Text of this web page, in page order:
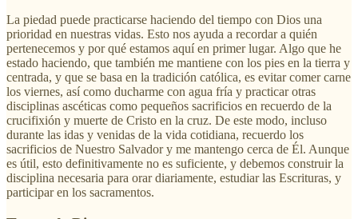
La piedad puede practicarse haciendo del tiempo con Dios una
prioridad en nuestras vidas. Esto nos ayuda a recordar a quién
pertenecemos y por qué estamos aquí en primer lugar. Algo que he
estado haciendo, que también me mantiene con los pies en la tierra y
centrada, y que se basa en la tradición católica, es evitar comer carne
los viernes, así como ducharme con agua fría y practicar otras
disciplinas ascéticas como pequeños sacrificios en recuerdo de la
crucifixión y muerte de Cristo en la cruz. De este modo, incluso
durante las idas y venidas de la vida cotidiana, recuerdo los
sacrificios de Nuestro Salvador y me mantengo cerca de Él. Aunque
es útil, esto definitivamente no es suficiente, y debemos construir la
disciplina necesaria para orar diariamente, estudiar las Escrituras, y
participar en los sacramentos.